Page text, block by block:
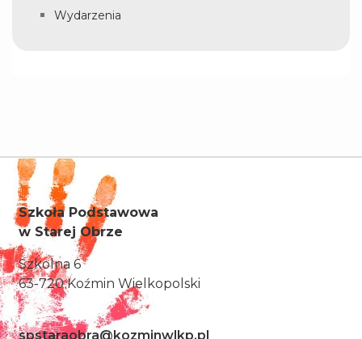
Wydarzenia
Szkoła Podstawowa
w Starej Obrze
Szkolna 6
63-720 Koźmin Wielkopolski
spstaraobra@kozminwlkp.pl